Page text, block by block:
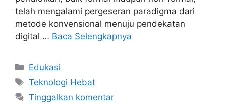
telah mengalami pergeseran paradigma dari
metode konvensional menuju pendekatan
digital … Baca Selengkapnya
Kategori
Edukasi
Tag
Teknologi Hebat
Tinggalkan komentar